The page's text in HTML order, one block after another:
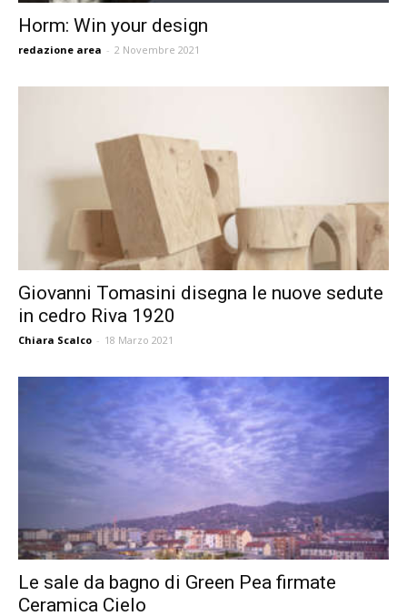
Horm: Win your design
redazione area - 2 Novembre 2021
Giovanni Tomasini disegna le nuove sedute
in cedro Riva 1920
Chiara Scalco - 18 Marzo 2021
Le sale da bagno di Green Pea firmate
Ceramica Cielo